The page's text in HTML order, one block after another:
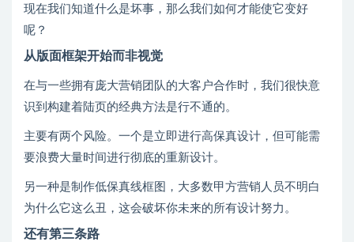
现在我们知道什么是坏事，那么我们如何才能使它变好
呢？
从版面框架开始而非视觉
在与一些拥有庞大营销团队的大客户合作时，我们很快意
识到构建着陆页的经典方法是行不通的。
主要有两个风险。一个是立即进行高保真设计，但可能需
要浪费大量时间进行彻底的重新设计。
另一种是制作低保真线框图，大多数甲方营销人员不明白
为什么它这么丑，这会破坏你未来的所有设计努力。
还有第三条路